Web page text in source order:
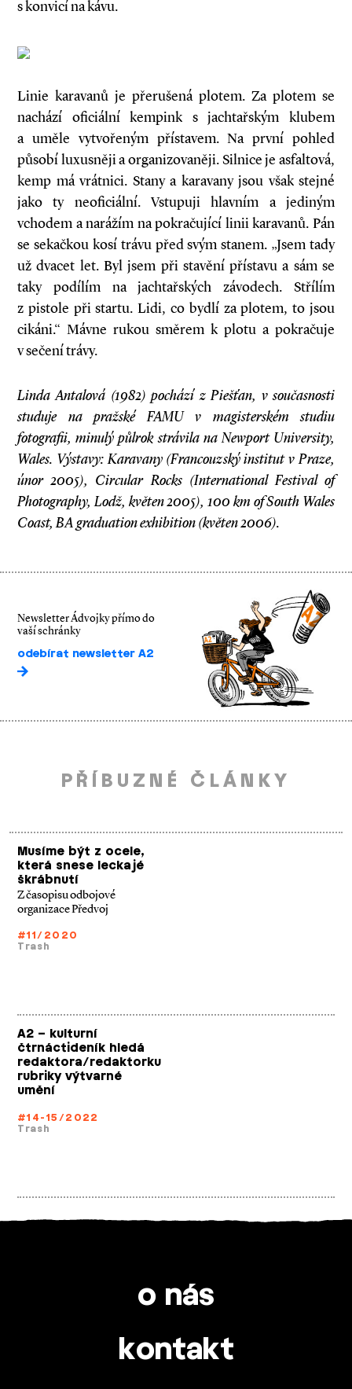
s konvicí na kávu.
Linie karavanů je přerušená plotem. Za plotem se
nachází oficiální kempink s jachtařským klubem
a uměle vytvořeným přístavem. Na první pohled
působí luxusněji a orga­nizovaněji. Silnice je asfaltová,
kemp má vrátnici. Stany a karavany jsou však stejné
jako ty neoficiální. Vstupuji hlavním a jediným
vchodem a narážím na pokračující linii karavanů. Pán
se sekačkou kosí trávu před svým stanem. „Jsem tady
už dvacet let. Byl jsem při stavění přístavu a sám se
taky podílím na jachtařských závodech. Střílím
z pistole při startu. Lidi, co bydlí za plotem, to jsou
cikáni.“ Mávne rukou směrem k plotu a pokračuje
v sečení trávy.
Linda Antalová (1982) pochází z Piešťan, v současnosti
studuje na pražské FAMU v
magisterském studiu
fotografii, minulý půlrok strávila na Newport University,
Wales. Výstavy: Karavany (Francouzský institut v Praze,
únor 2005), Circular Rocks (International Festival of
Photography, Lodž, květen 2005), 100 km of South Wales
Coast, BA graduation exhibition (květen 2006).
Newsletter Ádvojky přímo do
vaší schránky
odebírat newsletter A2
PŘÍBUZNÉ ČLÁNKY
Musíme být z ocele,
která snese leckajé
škrábnutí
Z časopisu odbojové
organizace Předvoj
#11/2020
Trash
A2 – kulturní
čtrnáctideník hledá
redaktora/redaktorku
rubriky výtvarné
umění
#14-15/2022
Trash
o nás
kontakt